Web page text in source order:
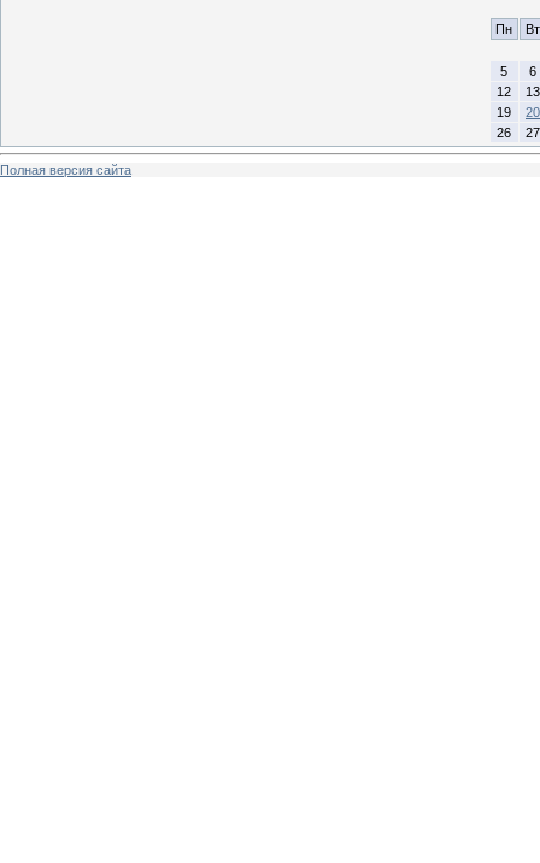
Пн Вт
5
6
12
13
19
20
26
27
Полная версия сайта